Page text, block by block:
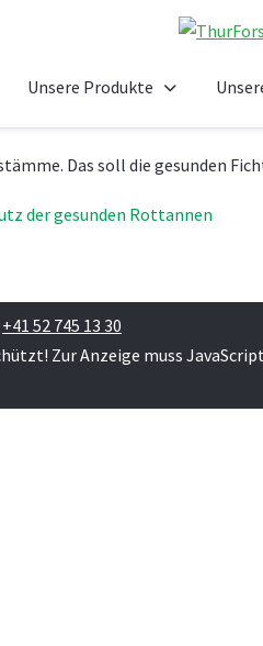
Unsere Produkte
Das soll die gesunden
+41 52 745 13 30
Zur Anzeige muss JavaScript